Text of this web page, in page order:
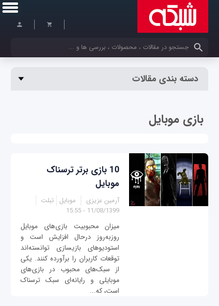
کلمات کلیدی خود را وارد کنید
دسته بندی مقالات
بازی موبایل
10 بازی‌ برتر ترسناک
موبایل
آرمین عزیزی موبایل تبلت
11/08/1399 - 15:55
میزان محبوبیت بازی‌های موبایل
روزبه‌روز درحال افزایش است و
استودیوهای بازیسازی توانسته‌اند
توقعات کاربران را برآورده‌ کنند. یکی
از سبک‌های محبوب در بازی‌های
موبایلی و رایانه‌ای سبک ترسناک
است، که...